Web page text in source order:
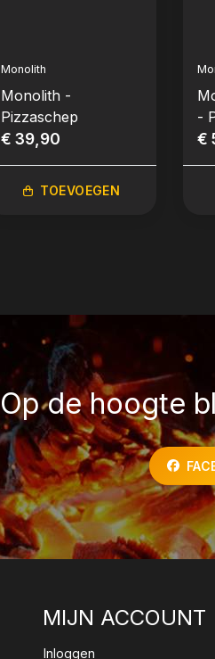
Monolith
Monolith -
Pizzaschep
€ 39,90
TOEVOEGEN
-
&
€
Op de hoogte
MIJN ACCOUNT
Inloggen